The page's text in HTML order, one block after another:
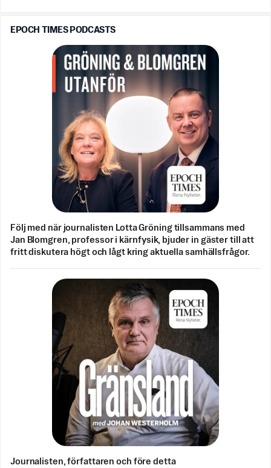
EPOCH TIMES PODCASTS
Följ med när journalisten Lotta Gröning tillsammans med
Jan Blomgren, professor i kärnfysik, bjuder in gäster till att
fritt diskutera högt och lågt kring aktuella samhällsfrågor.
Journalisten, författaren och före detta